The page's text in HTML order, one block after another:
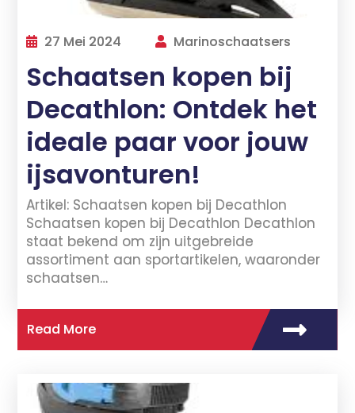
27 Mei 2024 Marinoschaatsers
Schaatsen kopen bij
Decathlon: Ontdek het
ideale paar voor jouw
ijsavonturen!
Artikel: Schaatsen kopen bij Decathlon
Schaatsen kopen bij Decathlon Decathlon
staat bekend om zijn uitgebreide
assortiment aan sportartikelen, waaronder
schaatsen…
Read More